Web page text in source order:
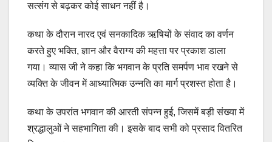
सत्संग से बढ़कर कोई साधन नहीं है।
कथा के दौरान नारद एवं सनकादिक ऋषियों के संवाद का वर्णन
करते हुए भक्ति, ज्ञान और वैराग्य की महत्ता पर प्रकाश डाला
गया। व्यास जी ने कहा कि भगवान के प्रति समर्पण भाव रखने से
व्यक्ति के जीवन में आध्यात्मिक उन्नति का मार्ग प्रशस्त होता है।
कथा के उपरांत भगवान की आरती संपन्न हुई, जिसमें बड़ी संख्या में
श्रद्धालुओं ने सहभागिता की। इसके बाद सभी को प्रसाद वितरित